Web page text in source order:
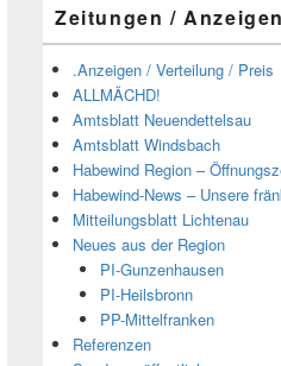
Zeitungen / Anzeigen
.Anzeigen / Verteilung / Preis
ALLMÄCHD!
Amtsblatt Neuendettelsau
Amtsblatt Windsbach
Habewind Region –
Habewind-News – Unsere
Mitteilungsblatt Lichtenau
Neues aus der Region
PI-Gunzenhausen
PI-Heilsbronn
PP-Mittelfranken
Referenzen